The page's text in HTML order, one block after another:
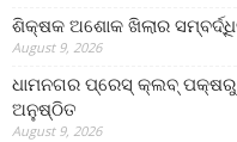
ଶିକ୍ଷକ ଅଶୋକ ଖିଲାର
August 9, 2026
ଧାମନଗର ପ୍ରେସ୍ କ୍ଲବ୍ ପକ୍ଷରୁ
ଅନୁଷ୍ଠିତ
August 9, 2026